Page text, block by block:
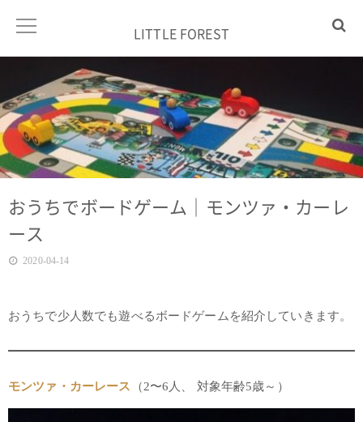
LITTLE FOREST
おうちでボードゲーム｜モンツァ・カーレ
ース
2020-04-14
おうちで少人数でも遊べるボードゲームを紹介していきます。
モンツァ・カーレース （2〜6人、 対象年齢5歳～）